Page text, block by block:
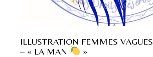
ILLUSTRATION FEMMES VAGUES
– « LA MAN
»